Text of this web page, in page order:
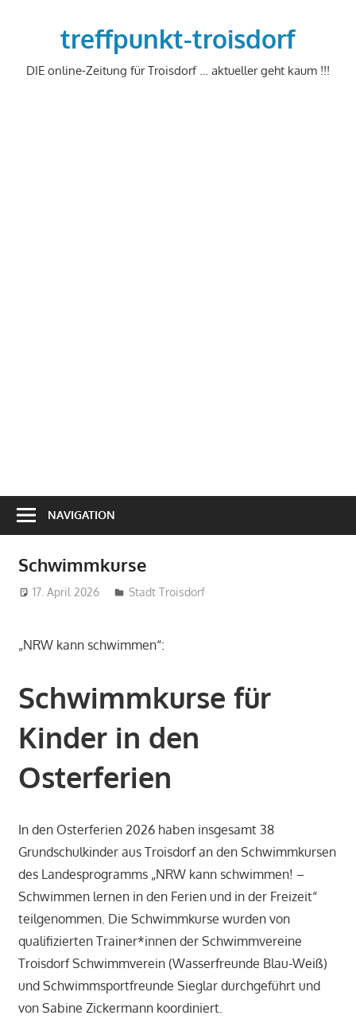
treffpunkt-troisdorf
DIE online-Zeitung für Troisdorf … aktueller geht kaum !!!
NAVIGATION
Schwimmkurse
17. April 2026 treffpunkt
Stadt Troisdorf
„NRW kann schwimmen“:
Schwimmkurse für
Kinder in den
Osterferien
In den Osterferien 2026 haben insgesamt 38
Grundschulkinder aus Troisdorf an den Schwimmkursen
des Landesprogramms „NRW kann schwimmen! –
Schwimmen lernen in den Ferien und in der Freizeit“
teilgenommen. Die Schwimmkurse wurden von
qualifizierten Trainer*innen der Schwimmvereine
Troisdorf Schwimmverein (Wasserfreunde Blau-Weiß)
und Schwimmsportfreunde Sieglar durchgeführt und
von Sabine Zickermann koordiniert.